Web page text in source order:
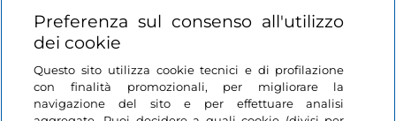
Login
Restiamo in contatto
Preferenza sul consenso all'utilizzo
dei cookie
Questo sito utilizza cookie tecnici e di profilazione
con finalità promozionali, per migliorare la
navigazione del sito e per effettuare analisi